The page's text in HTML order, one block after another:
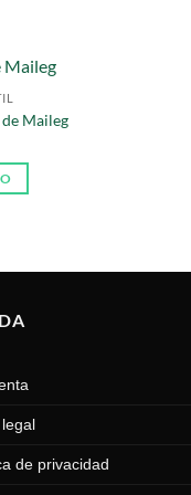
Maileg
de privacidad